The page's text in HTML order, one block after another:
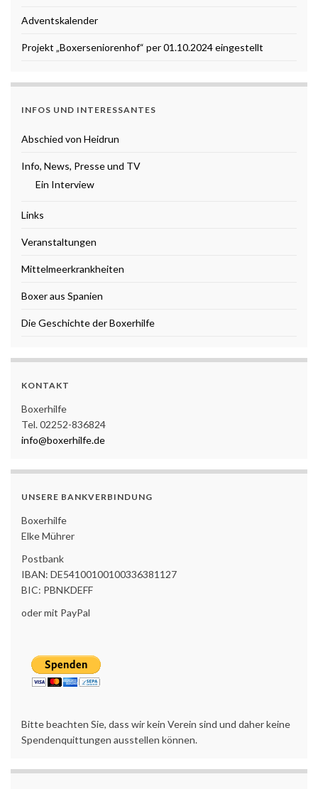
Adventskalender
Projekt „Boxerseniorenhof“ per 01.10.2024 eingestellt
INFOS UND INTERESSANTES
Abschied von Heidrun
Info, News, Presse und TV
Ein Interview
Links
Veranstaltungen
Mittelmeerkrankheiten
Boxer aus Spanien
Die Geschichte der Boxerhilfe
KONTAKT
Boxerhilfe
Tel. 02252-836824
info@boxerhilfe.de
UNSERE BANKVERBINDUNG
Boxerhilfe
Elke Mührer
Postbank
IBAN: DE54100100100336381127
BIC: PBNKDEFF
oder mit PayPal
Bitte beachten Sie, dass wir kein Verein sind und daher keine
Spendenquittungen ausstellen können.